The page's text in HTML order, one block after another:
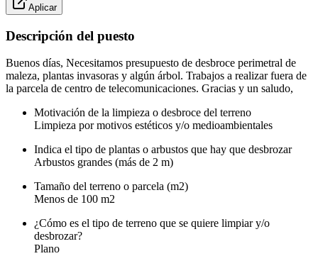
Aplicar
Descripción del puesto
Buenos días, Necesitamos presupuesto de desbroce perimetral de
maleza, plantas invasoras y algún árbol. Trabajos a realizar fuera de
la parcela de centro de telecomunicaciones. Gracias y un saludo,
Motivación de la limpieza o desbroce del terreno
Limpieza por motivos estéticos y/o medioambientales
Indica el tipo de plantas o arbustos que hay que desbrozar
Arbustos grandes (más de 2 m)
Tamaño del terreno o parcela (m2)
Menos de 100 m2
¿Cómo es el tipo de terreno que se quiere limpiar y/o
desbrozar?
Plano